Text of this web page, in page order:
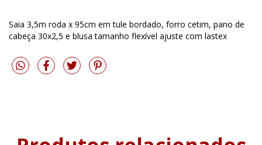
Saia 3,5m roda x 95cm em tule bordado, forro cetim, pano de
cabeça 30x2,5 e blusa tamanho flexível ajuste com lastex